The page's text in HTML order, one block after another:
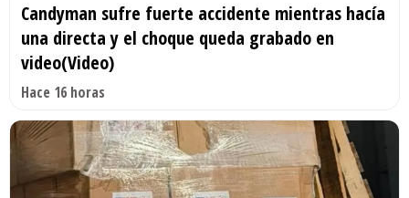
Candyman sufre fuerte accidente mientras hacía
una directa y el choque queda grabado en
video(Video)
Hace 16 horas